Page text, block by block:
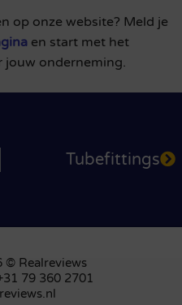
op onze website? Meld je
en start met het
jouw onderneming.
Tubefittings
© Realreviews
79 360 2701